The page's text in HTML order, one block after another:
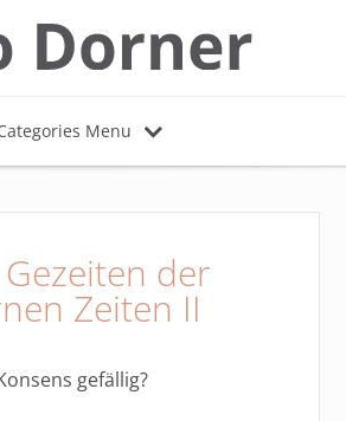
Menu
der
Zeiten II
gefällig?